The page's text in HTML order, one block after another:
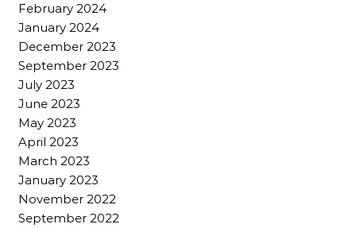
February 2024
January 2024
December 2023
September 2023
July 2023
June 2023
May 2023
April 2023
March 2023
January 2023
November 2022
September 2022